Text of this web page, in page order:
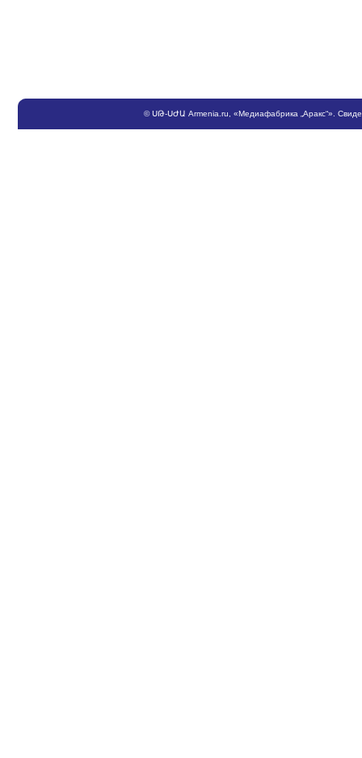
©ՍԹ-ՍԺԱ Armenia.ru , «Медиафабрика „Аракс“».